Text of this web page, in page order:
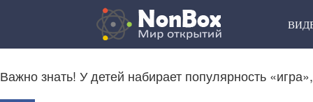
Важно знать! У детей набирает популярность